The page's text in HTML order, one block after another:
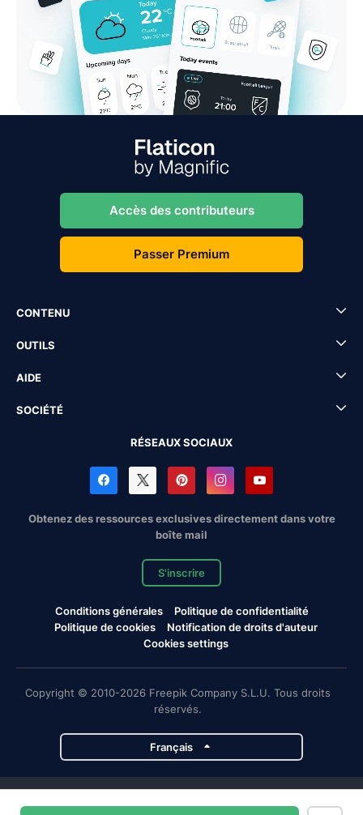
Accès des contributeurs
Passer Premium
CONTENU
OUTILS
AIDE
SOCIÉTÉ
RÉSEAUX SOCIAUX
Obtenez des ressources exclusives directement dans votre
boîte mail
S'inscrire
Conditions générales
Politique de confidentialité
Politique de cookies
Notification de droits d'auteur
Cookies settings
Copyright © 2010-2026 Freepik Company S.L.U. Tous droits
réservés.
Français